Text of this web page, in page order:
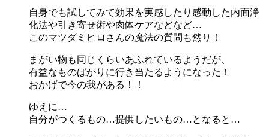
自身でも試してみて効果を実感したり感動した内面浄
化法や引き寄せ術や肉体ケアなどなど…
このマツダミヒロさんの魔法の質問も然り！
まがい物も同じくらいあふれているようだが、
有益なものばかりに行き当たるようになった！
おかげで今の我がある！！
ゆえに…
自分がつくるもの…提供したいもの…となると…